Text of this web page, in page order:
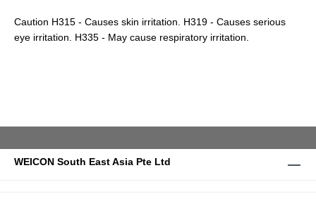
Caution H315 - Causes skin irritation. H319 - Causes serious
eye irritation. H335 - May cause respiratory irritation.
WEICON South East Asia Pte Ltd